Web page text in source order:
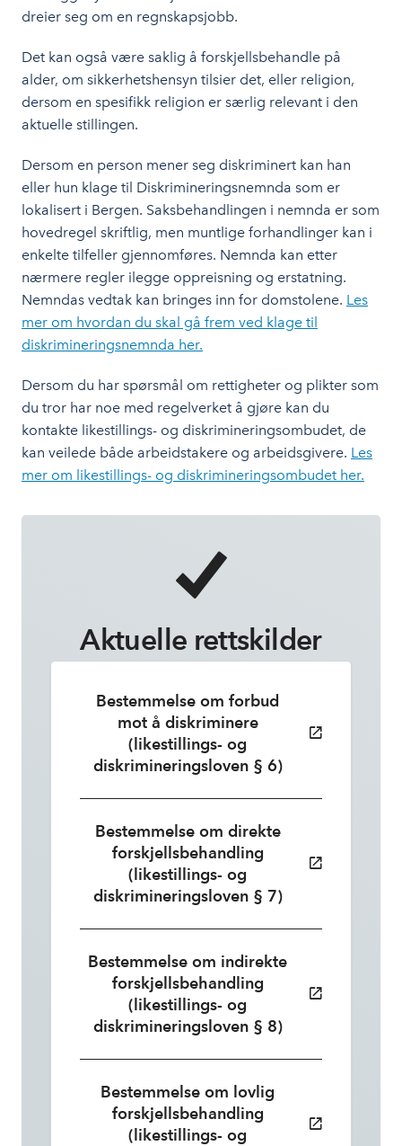
dreier seg om en regnskapsjobb.
Det kan også være saklig å forskjellsbehandle på
alder, om sikkerhetshensyn tilsier det, eller religion,
dersom en spesifikk religion er særlig relevant i den
aktuelle stillingen.
Dersom en person mener seg diskriminert kan han
eller hun klage til Diskrimineringsnemnda som er
lokalisert i Bergen. Saksbehandlingen i nemnda er som
hovedregel skriftlig, men muntlige forhandlinger kan i
enkelte tilfeller gjennomføres. Nemnda kan etter
nærmere regler ilegge oppreisning og erstatning.
Nemndas vedtak kan bringes inn for domstolene. Les
mer om hvordan du skal gå frem ved klage til
diskrimineringsnemnda her.
Dersom du har spørsmål om rettigheter og plikter som
du tror har noe med regelverket å gjøre kan du
kontakte likestillings- og diskrimineringsombudet, de
kan veilede både arbeidstakere og arbeidsgivere. Les
mer om likestillings- og diskrimineringsombudet her.
Aktuelle rettskilder
Bestemmelse om forbud
mot å diskriminere
(likestillings- og
diskrimineringsloven § 6)
Bestemmelse om direkte
forskjellsbehandling
(likestillings- og
diskrimineringsloven § 7)
Bestemmelse om indirekte
forskjellsbehandling
(likestillings- og
diskrimineringsloven § 8)
Bestemmelse om lovlig
forskjellsbehandling
(likestillings- og